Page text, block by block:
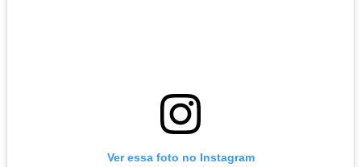
Ver essa foto no Instagram